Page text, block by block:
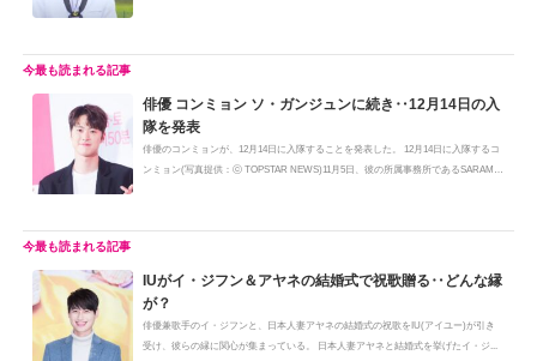
俳優 コンミョン ソ・ガンジュンに続き‥12月14日の入
隊を発表
俳優のコンミョンが、12月14日に入隊することを発表した。 12月14日に入隊するコ
ンミョン(写真提供：ⓒ TOPSTAR NEWS)11月5日、彼の所属事務所であるSARAM
IUがイ・ジフン＆アヤネの結婚式で祝歌贈る‥どんな縁
が？
俳優兼歌手のイ・ジフンと、日本人妻アヤネの結婚式の祝歌をIU(アイユー)が引き
受け、彼らの縁に関心が集まっている。 日本人妻アヤネと結婚式を挙げたイ・ジ...